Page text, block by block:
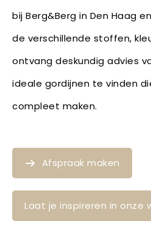
bij Berg&Berg in Den Haag
de verschillende stoffen,
ontvang deskundig advies
ideale gordijnen te vinden
compleet maken.
Afspraak maken
Laat je inspireren in onze